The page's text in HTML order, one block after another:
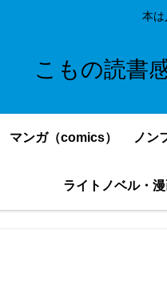
本は
こもの読書
マンガ（comics）